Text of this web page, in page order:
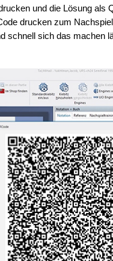
und die Lösung als
drucken zum
schnell sich das machen